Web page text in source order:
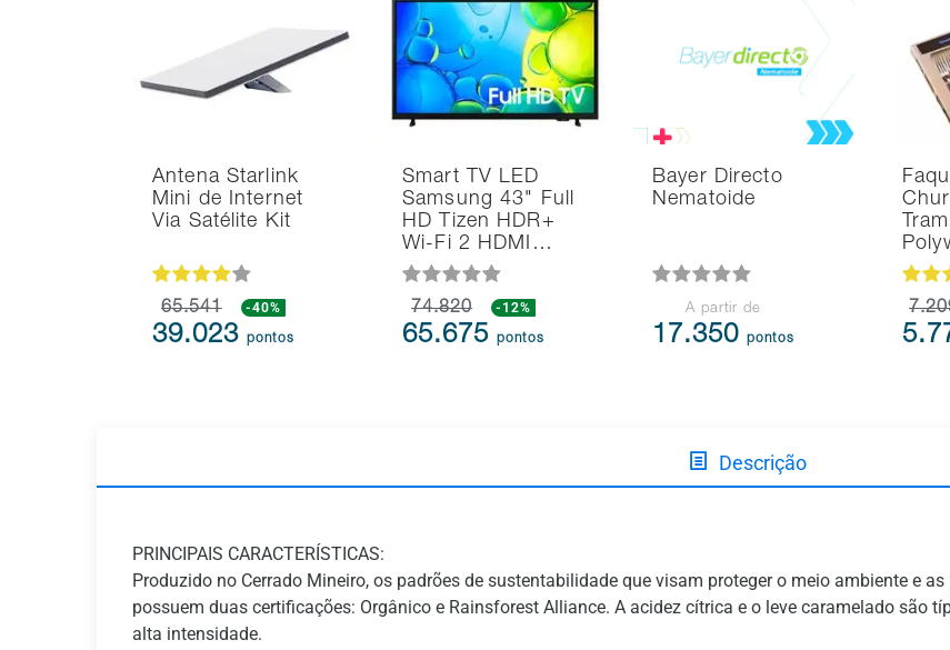
Antena Starlink
Mini de Internet
Via Satélite Kit
65.541 -40%
39.023pontos
Smart TV LED
Samsung 43" Full
HD Tizen HDR+
Wi-Fi 2 HDMI…
74.820 -12%
65.675pontos
Bayer Directo
Nematoide
A partir de
17.350pontos
Descrição
PRINCIPAIS CARACTERÍSTICAS:
Produzido no Cerrado Mineiro, os padrões de sustentabilidade que visam proteger o meio ambiente e
possuem duas certificações: Orgânico e Rainsforest Alliance. A acidez cítrica e o leve caramelado são
alta intensidade.